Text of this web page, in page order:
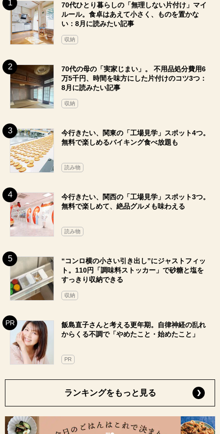
70代ひとり暮らしの「無理しない片付け」マイ
ルール。食卓はあえて小さく、ものを置かな
い：8月に読みたい記事
収納
70代の母の「実家じまい」。 不用品処分費用6
万5千円、時間を味方にした片付けのコツ3つ：
8月に読みたい記事
収納
今行きたい、関東の「工場見学」スポット4つ。
無料で楽しめるバイキング食べ放題も
読み物
今行きたい、関西の「工場見学」スポット3つ。
無料で楽しめて、絶品グルメも味わえる
読み物
“コンロ横の小さい引き出し”にジャストフィッ
ト。110円「調味料ストッカー」で砂糖と塩を
すっきり収納できる
収納
飯島直子さんと考える更年期。自律神経の乱れ
からくる不調で「やめたこと・始めたこと」
PR
ランキングをもっと見る